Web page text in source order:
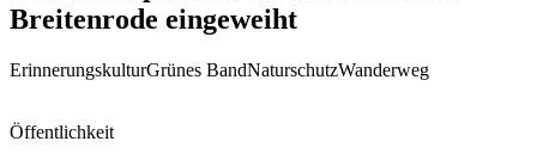
Breitenrode eingeweiht
ErinnerungskulturGrünes BandNaturschutzWanderweg
Öffentlichkeit